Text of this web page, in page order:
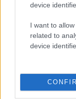
device
I want to
related to
device
Τα ίδια
με τη δεύτερη
σε περιορισμένο
τους. Μόλις τα
συγκεκριμένα
αποτέλεσμα τα